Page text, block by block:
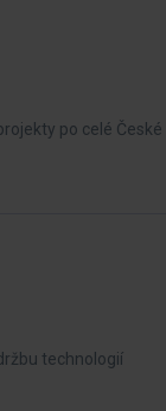
po celé České
technologií